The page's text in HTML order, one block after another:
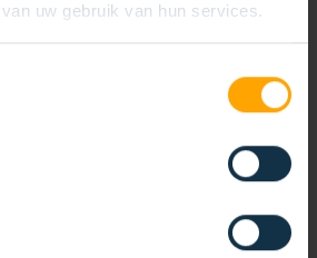
uw gebruik van hun services.